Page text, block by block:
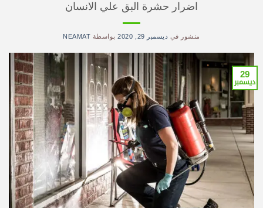
اضرار حشرة البق علي الانسان
منشور في ديسمبر 29, 2020 بواسطة NEAMAT
29
ديسمبر